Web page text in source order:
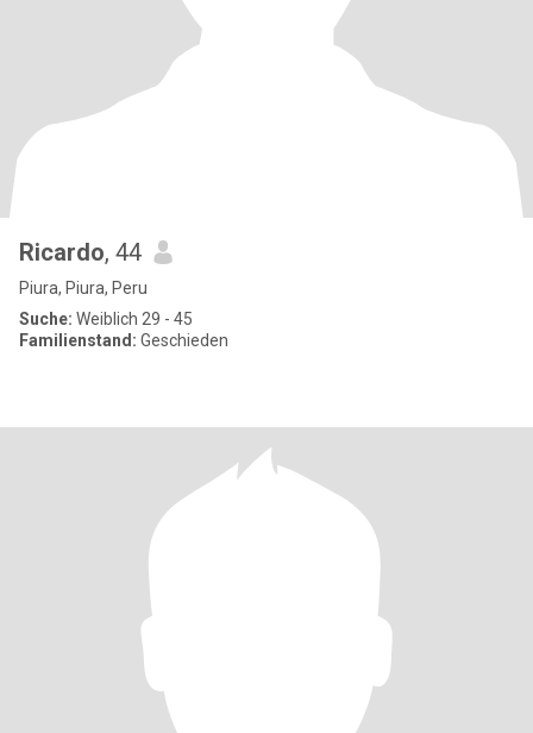
Ricardo, 44
Piura, Piura, Peru
Suche: Weiblich 29 - 45
Familienstand: Geschieden